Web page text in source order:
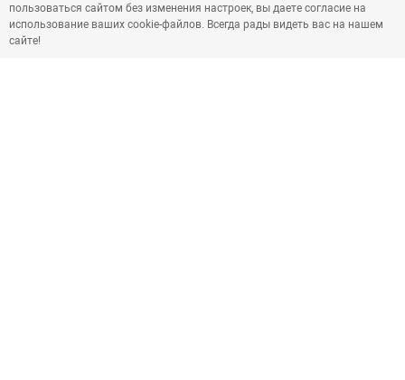
пользоваться сайтом без изменения настроек, вы даете согласие на
использование ваших cookie-файлов. Всегда рады видеть вас на нашем
сайте!